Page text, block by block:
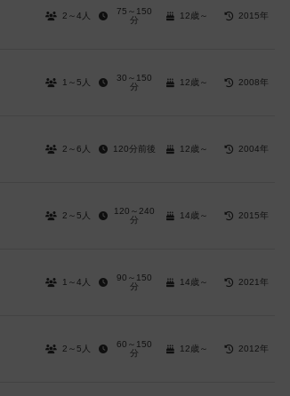
2～4人
75～150
分
12歳～ 2015年
1～5人
30～150
分
12歳～ 2008年
2～6人 120分前後 12歳～ 2004年
2～5人
120～240
分
14歳～ 2015年
1～4人
90～150
分
14歳～ 2021年
2～5人
60～150
分
12歳～ 2012年